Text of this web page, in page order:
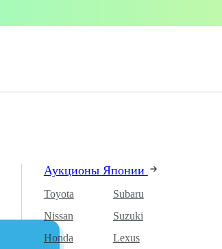
Аукционы Японии
Toyota
Nissan
Honda
Subaru
Suzuki
Lexus